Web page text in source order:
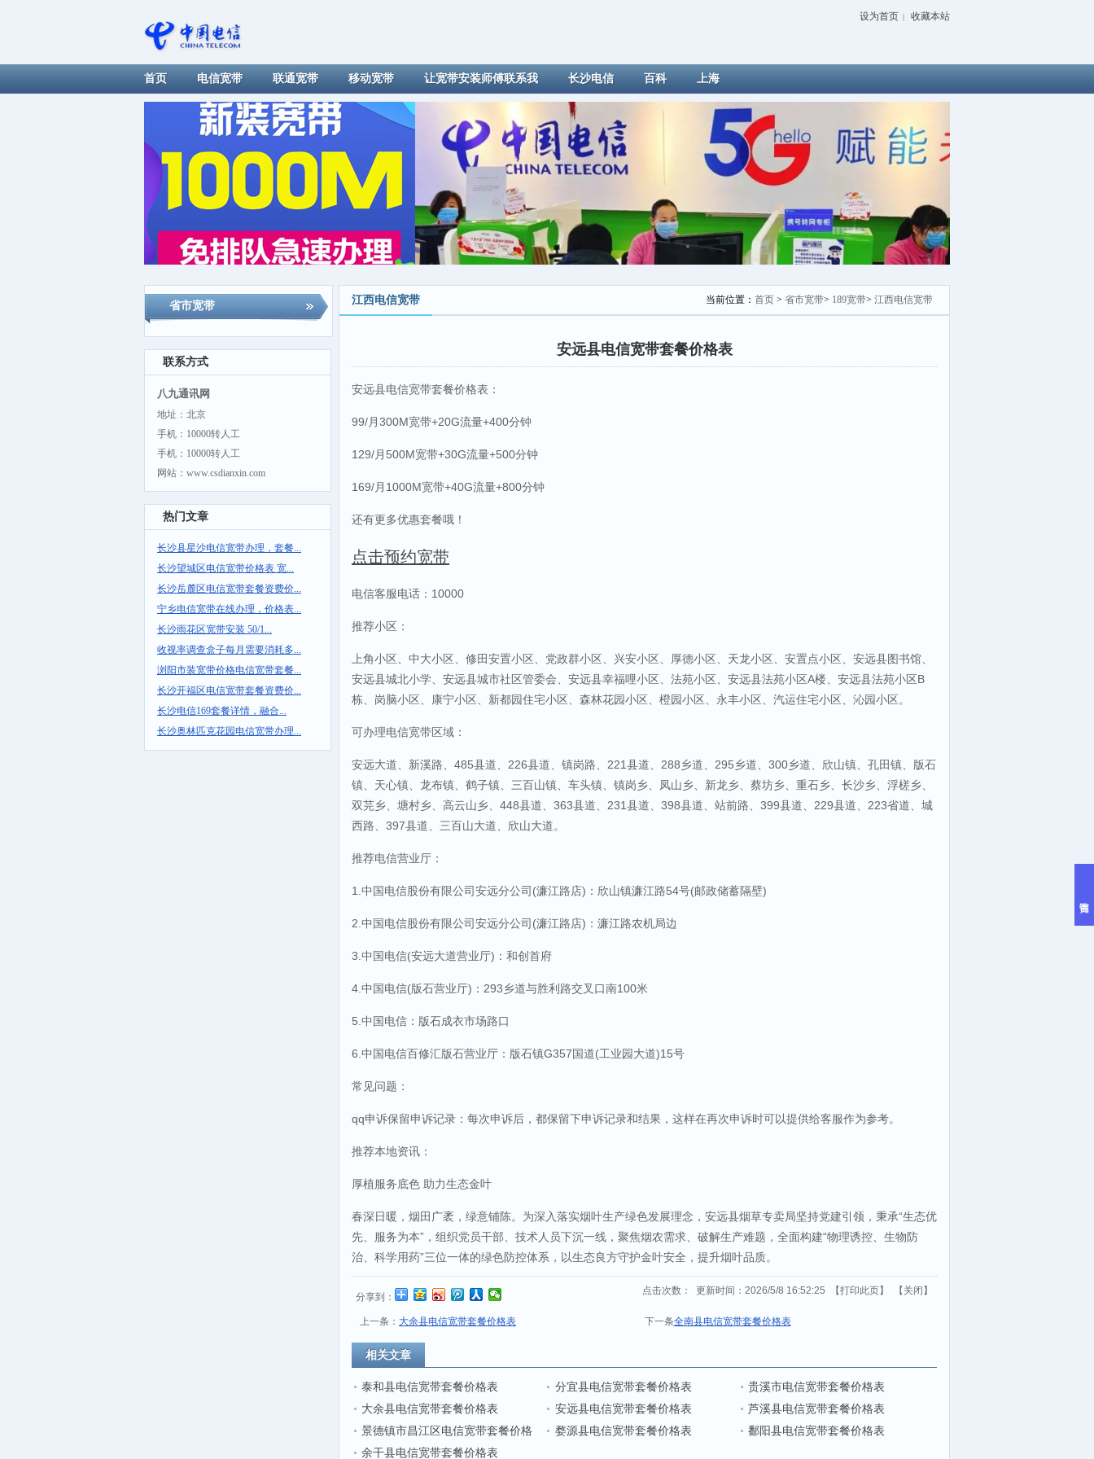
设为首页 | 收藏本站
首页 电信宽带 联通宽带 移动宽带 让宽带安装师傅联系我 长沙电信 百科 上海
省市宽带
联系方式
八九通讯网
地址：北京
手机：10000转人工
手机：10000转人工
网站：www.csdianxin.com
热门文章
长沙县星沙电信宽带办理，套餐...
长沙望城区电信宽带价格表 宽...
长沙岳麓区电信宽带套餐资费价...
宁乡电信宽带在线办理，价格表...
长沙雨花区宽带安装 50/1...
收视率调查盒子每月需要消耗多...
浏阳市装宽带价格电信宽带套餐...
长沙开福区电信宽带套餐资费价...
长沙电信169套餐详情，融合...
长沙奥林匹克花园电信宽带办理...
江西电信宽带 当前位置： 首页 > 省市宽带> 189宽带> 江西电信宽带
安远县电信宽带套餐价格表
安远县电信宽带套餐价格表：
99/月300M宽带+20G流量+400分钟
129/月500M宽带+30G流量+500分钟
169/月1000M宽带+40G流量+800分钟
还有更多优惠套餐哦！
点击预约宽带
电信客服电话：10000
推荐小区：
上角小区、中大小区、修田安置小区、党政群小区、兴安小区、厚德小区、天龙小区、安置点小区、安远县图书馆、
安远县城北小学、安远县城市社区管委会、安远县幸福哩小区、法苑小区、安远县法苑小区A楼、安远县法苑小区B
栋、岗脑小区、康宁小区、新都园住宅小区、森林花园小区、橙园小区、永丰小区、汽运住宅小区、沁园小区。
可办理电信宽带区域：
安远大道、新溪路、485县道、226县道、镇岗路、221县道、288乡道、295乡道、300乡道、欣山镇、孔田镇、版石
镇、天心镇、龙布镇、鹤子镇、三百山镇、车头镇、镇岗乡、凤山乡、新龙乡、蔡坊乡、重石乡、长沙乡、浮槎乡、
双芫乡、塘村乡、高云山乡、448县道、363县道、231县道、398县道、站前路、399县道、229县道、223省道、城
西路、397县道、三百山大道、欣山大道。
推荐电信营业厅：
1.中国电信股份有限公司安远分公司(濂江路店)：欣山镇濂江路54号(邮政储蓄隔壁)
2.中国电信股份有限公司安远分公司(濂江路店)：濂江路农机局边
3.中国电信(安远大道营业厅)：和创首府
4.中国电信(版石营业厅)：293乡道与胜利路交叉口南100米
5.中国电信：版石成衣市场路口
6.中国电信百修汇版石营业厅：版石镇G357国道(工业园大道)15号
常见问题：
qq申诉保留申诉记录：每次申诉后，都保留下申诉记录和结果，这样在再次申诉时可以提供给客服作为参考。
推荐本地资讯：
厚植服务底色 助力生态金叶
春深日暖，烟田广袤，绿意铺陈。为深入落实烟叶生产绿色发展理念，安远县烟草专卖局坚持党建引领，秉承“生态优
先、服务为本”，组织党员干部、技术人员下沉一线，聚焦烟农需求、破解生产难题，全面构建“物理诱控、生物防
治、科学用药”三位一体的绿色防控体系，以生态良方守护金叶安全，提升烟叶品质。
分享到：
点击次数： 更新时间：2026/5/8 16:52:25 【打印此页】 【 关闭 】
上一条： 大余县电信宽带套餐价格表 下一条全南县电信宽带套餐价格表
相关文章
泰和县电信宽带套餐价格表 分宜县电信宽带套餐价格表
贵溪市电信宽带套餐价格表
大余县电信宽带套餐价格表
安远县电信宽带套餐价格表
芦溪县电信宽带套餐价格表
景德镇市昌江区电信宽带套餐价格
表
婺源县电信宽带套餐价格表
鄱阳县电信宽带套餐价格表
余干县电信宽带套餐价格表